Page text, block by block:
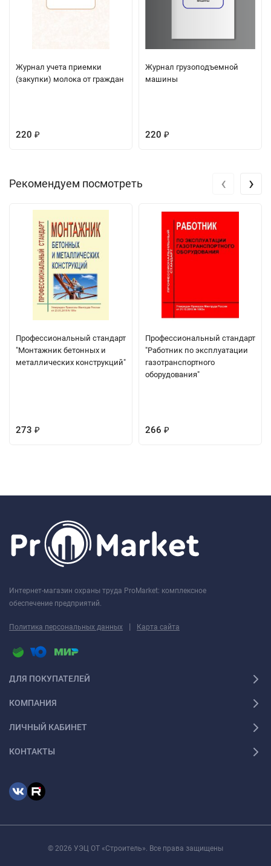
Журнал учета приемки
(закупки) молока от граждан
220 ₽
Журнал грузоподъемной
машины
220 ₽
Рекомендуем посмотреть
Профессиональный стандарт
"Монтажник бетонных и
металлических конструкций"
273 ₽
Профессиональный стандарт
"Работник по эксплуатации
газотранспортного
оборудования"
266 ₽
‹ ›
Интернет-магазин охраны труда ProMarket: комплексное
обеспечение предприятий.
Политика персональных данных | Карта сайта
ДЛЯ ПОКУПАТЕЛЕЙ
КОМПАНИЯ
ЛИЧНЫЙ КАБИНЕТ
КОНТАКТЫ
© 2026 УЭЦ ОТ «Строитель». Все права защищены